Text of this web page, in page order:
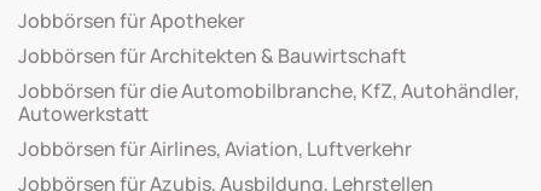
Jobbörsen für Apotheker
Jobbörsen für Architekten & Bauwirtschaft
Jobbörsen für die Automobilbranche, KfZ, Autohändler,
Autowerkstatt
Jobbörsen für Airlines, Aviation, Luftverkehr
Jobbörsen für Azubis, Ausbildung, Lehrstellen